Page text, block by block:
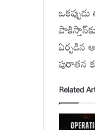
ఏర్పడిన
పురాతన
Related